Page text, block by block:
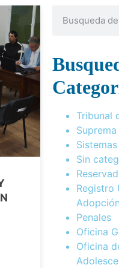
Tribunal
Sistemas
Sin
Registro
Adopción
Penales
Oficina
Oficina